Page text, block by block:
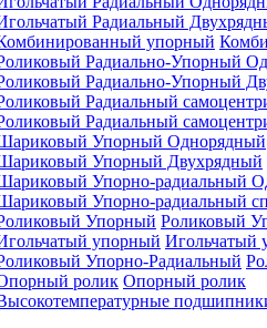
Роликовый
Игольчатый
Опорный ролик